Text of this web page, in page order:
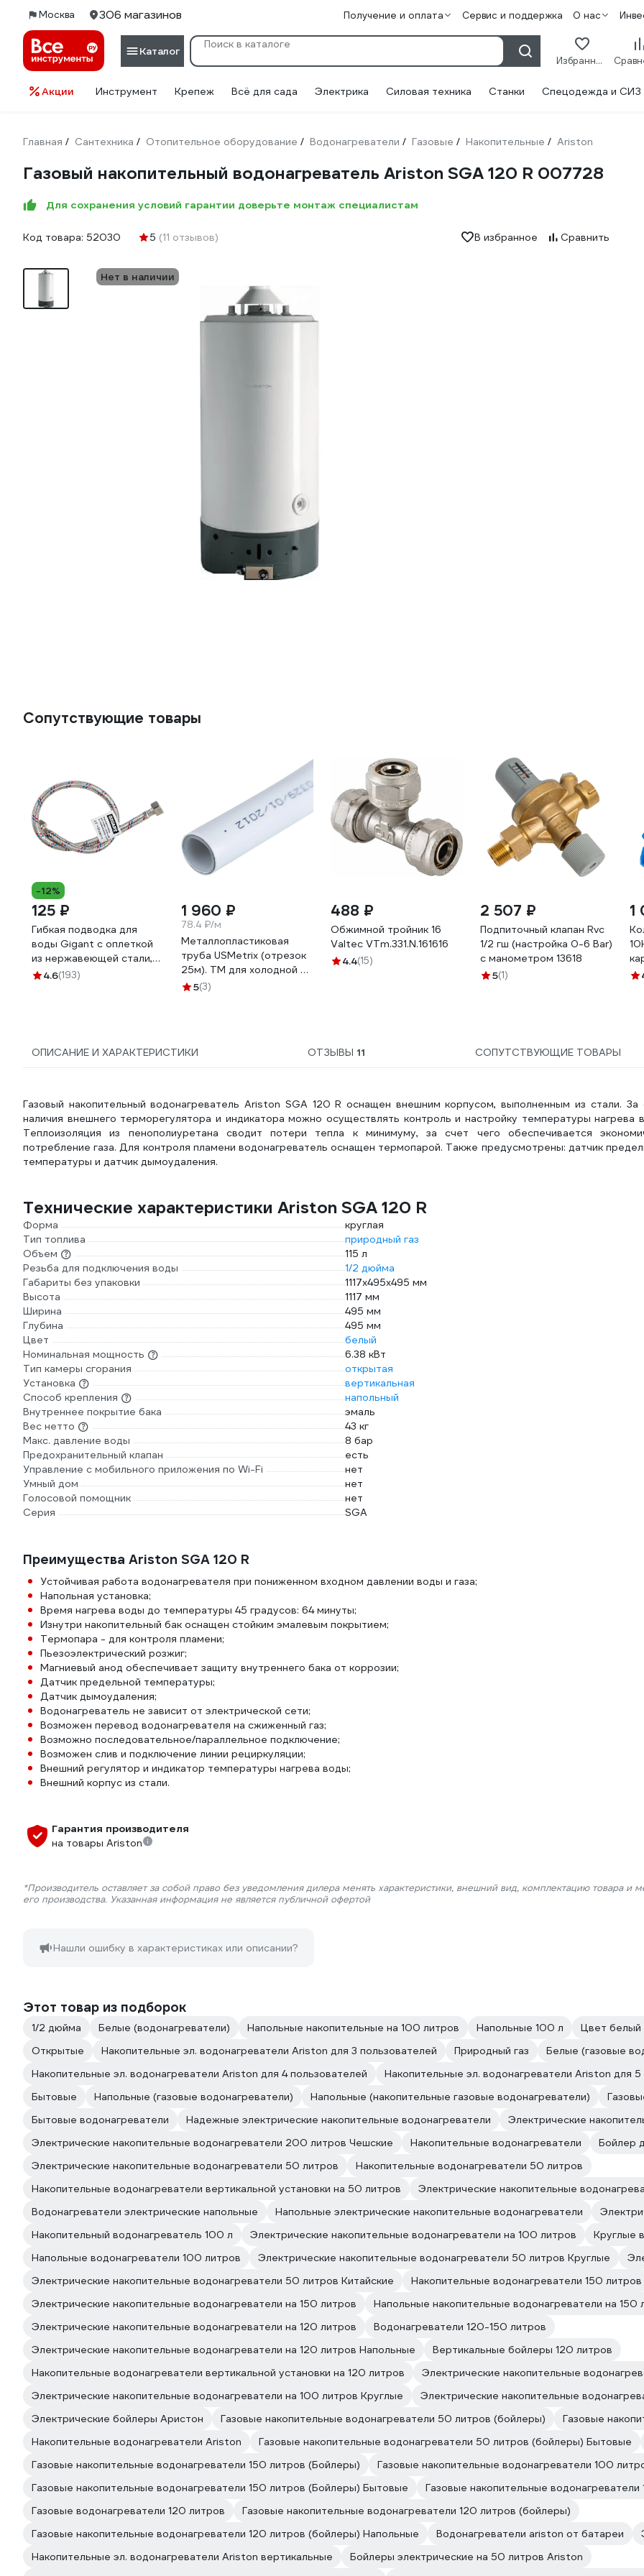
Москва 306 магазинов Получение и оплата Сервис и поддержка О нас
Каталог
Избранное
Акции Инструмент Крепеж Всё для сада Электрика Силовая техника Станки Спецодежда и СИЗ
Главная / Сантехника / Отопительное оборудование / Водонагреватели / Газовые / Накопительные / Ariston
Газовый накопительный водонагреватель Ariston SGA 120 R 007728
Для сохранения условий гарантии доверьте монтаж специалистам
Код товара: 52030 5 (11 отзывов) В избранное Сравнить
Нет в наличии
Сопутствующие товары
-12%
125 ₽
Гибкая подводка для
воды Gigant с оплеткой
из нержавеющей стали,
1/2"х60 см, г/г P-60-GG
4.6(193)
1 960 ₽
78.4 ₽/м
Металлопластиковая
труба USMetrix (отрезок
25м). ТМ для холодной и
горячей (до 95С) воды. 16
5(3)
488 ₽
Обжимной тройник 16
Valtec VTm.331.N.161616
4.4(15)
2 507 ₽
Подпиточный клапан Rvc
1/2 гш (настройка 0-6 Bar)
с манометром 13618
5(1)
1
ОПИСАНИЕ И ХАРАКТЕРИСТИКИ ОТЗЫВЫ 11 СОПУТСТВУЮЩИЕ ТОВАРЫ
Газовый накопительный водонагреватель Ariston SGA 120 R оснащен внешним корпусом, выполненным из стали. За
наличия внешнего терморегулятора и индикатора можно осуществлять контроль и настройку температуры нагрева
Теплоизоляция из пенополиуретана сводит потери тепла к минимуму, за счет чего обеспечивается
потребление газа. Для контроля пламени водонагреватель оснащен термопарой. Также предусмотрены: датчик
температуры и датчик дымоудаления.
Технические характеристики Ariston SGA 120 R
Форма
круглая
Тип топлива
природный газ
Объем
115 л
Резьба для подключения воды
1/2 дюйма
Габариты без упаковки
1117х495х495 мм
Высота
1117 мм
Ширина
495 мм
Глубина
495 мм
Цвет
белый
Номинальная мощность
6.38 кВт
Тип камеры сгорания
открытая
Установка
вертикальная
Способ крепления
напольный
Внутреннее покрытие бака
эмаль
Вес нетто
43 кг
Макс. давление воды
8 бар
Предохранительный клапан
есть
Управление c мобильного приложения по Wi-Fi
нет
Умный дом
нет
Голосовой помощник
нет
Серия
SGA
Преимущества Ariston SGA 120 R
Устойчивая работа водонагревателя при пониженном входном давлении воды и газа;
Напольная установка;
Время нагрева воды до температуры 45 градусов: 64 минуты;
Изнутри накопительный бак оснащен стойким эмалевым покрытием;
Термопара - для контроля пламени;
Пьезоэлектрический розжиг;
Магниевый анод обеспечивает защиту внутреннего бака от коррозии;
Датчик предельной температуры;
Датчик дымоудаления;
Водонагреватель не зависит от электрической сети;
Возможен перевод водонагревателя на сжиженный газ;
Возможно последовательное/параллельное подключение;
Возможен слив и подключение линии рециркуляции;
Внешний регулятор и индикатор температуры нагрева воды;
Внешний корпус из стали.
Гарантия производителя
на товары Ariston
*Производитель оставляет за собой право без уведомления дилера менять характеристики, внешний вид, комплектацию товара и
его производства. Указанная информация не является публичной офертой
Нашли ошибку в характеристиках или описании?
Этот товар из подборок
1/2 дюйма Белые (водонагреватели) Напольные накопительные на 100 литров Напольные 100 л
Цвет белый
Открытые
Накопительные эл. водонагреватели Ariston для 3 пользователей Природный газ
Белые (газовые
Накопительные эл. водонагреватели Ariston для 4 пользователей
Накопительные эл. водонагреватели Ariston для 5
Бытовые
Напольные (газовые водонагреватели) Напольные (накопительные газовые водонагреватели)
Бытовые водонагреватели
Надежные электрические накопительные водонагреватели
Электрические
Электрические накопительные водонагреватели 200 литров Чешские
Накопительные водонагреватели
Бойлер
Электрические накопительные водонагреватели 50 литров
Накопительные водонагреватели 50 литров
Накопительные водонагреватели вертикальной установки на 50 литров
Электрические накопительные
Водонагреватели электрические напольные
Напольные электрические накопительные водонагреватели
Накопительный водонагреватель 100 л
Электрические накопительные водонагреватели на 100 литров
Круглые
Напольные водонагреватели 100 литров
Электрические накопительные водонагреватели 50 литров Круглые
Электрические накопительные водонагреватели 50 литров Китайские
Накопительные водонагреватели 150 литров
Электрические накопительные водонагреватели на 150 литров
Напольные накопительные водонагреватели на 150
Электрические накопительные водонагреватели на 120 литров
Водонагреватели 120-150 литров
Электрические накопительные водонагреватели на 120 литров Напольные
Вертикальные бойлеры 120 литров
Накопительные водонагреватели вертикальной установки на 120 литров
Электрические накопительные
Электрические накопительные водонагреватели на 100 литров Круглые
Электрические накопительные
Электрические бойлеры Аристон
Газовые накопительные водонагреватели 50 литров (бойлеры)
Газовые
Накопительные водонагреватели Ariston
Газовые накопительные водонагреватели 50 литров (бойлеры) Бытовые
Газовые накопительные водонагреватели 150 литров (Бойлеры)
Газовые накопительные водонагреватели 100
Газовые накопительные водонагреватели 150 литров (Бойлеры) Бытовые
Газовые накопительные
Газовые водонагреватели 120 литров
Газовые накопительные водонагреватели 120 литров (бойлеры)
Газовые накопительные водонагреватели 120 литров (бойлеры) Напольные
Водонагреватели ariston от батареи
Накопительные эл. водонагреватели Ariston вертикальные
Бойлеры электрические на 50 литров Ariston